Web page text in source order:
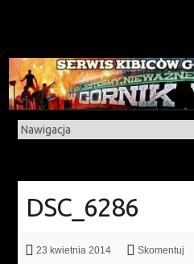
DSC_6286
23 kwietnia 2014 Skomentuj